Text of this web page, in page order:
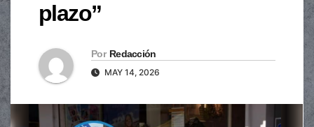
plazo”
Por Redacción
MAY 14, 2026